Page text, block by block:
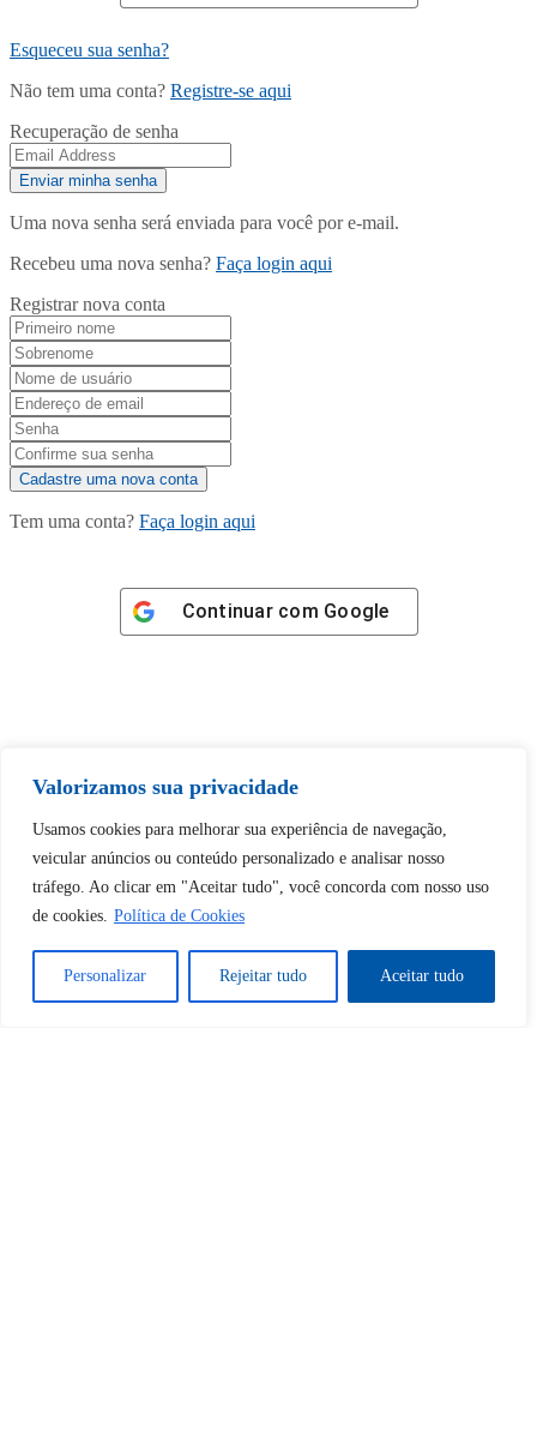
Valorizamos sua privacidade
Usamos cookies para melhorar sua experiência de navegação,
veicular anúncios ou conteúdo personalizado e analisar nosso
tráfego. Ao clicar em "Aceitar tudo", você concorda com nosso uso
de cookies. Política de Cookies
Personalizar Rejeitar tudo Aceitar tudo
Esqueceu sua senha?
Não tem uma conta? Registre-se aqui
Recuperação de senha
Uma nova senha será enviada para você por e-mail.
Recebeu uma nova senha? Faça login aqui
Registrar nova conta
Tem uma conta? Faça login aqui
Continuar com Google
Tem certeza de que deseja
Desbloquear esquerda : 0
Sim Não